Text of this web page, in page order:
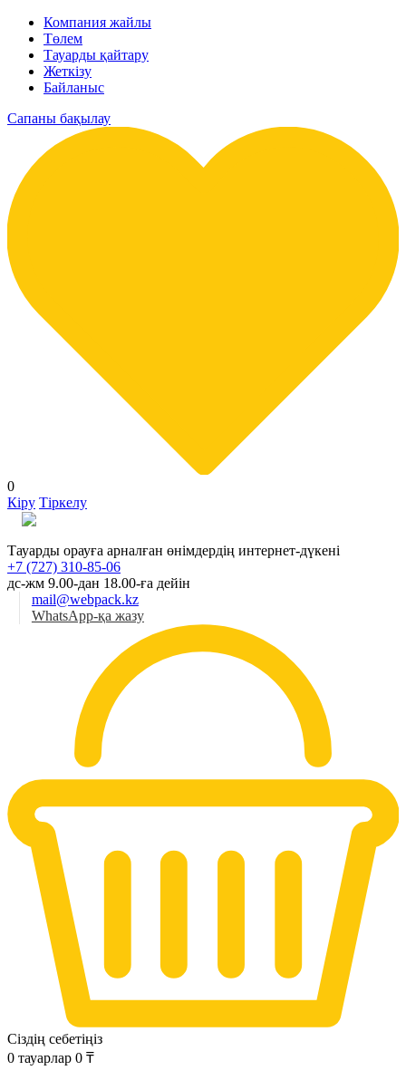
Компания жайлы
Төлем
Тауарды қайтару
Жеткізу
Байланыс
Сапаны бақылау
0
Кіру Тіркелу
Тауарды орауға арналған өнімдердің интернет-дүкені
+7 (727) 310-85-06
дс-жм 9.00-дан 18.00-ға дейін
mail@webpack.kz
WhatsApp-қа жазу
Сіздің себетіңіз
0 тауарлар 0 ₸